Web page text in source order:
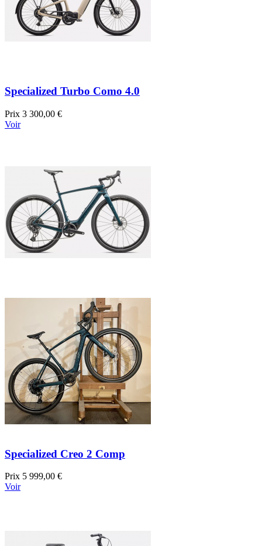
Specialized Turbo Como 4.0
Prix 3 300,00 €
Voir
Specialized Creo 2 Comp
Prix 5 999,00 €
Voir